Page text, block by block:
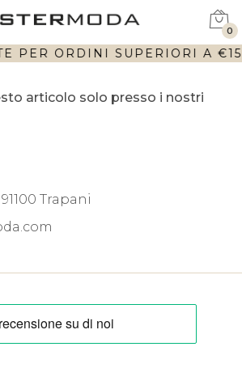
PER ORDINI SUPERIORI A
0
articolo solo presso i nostri
Trapani